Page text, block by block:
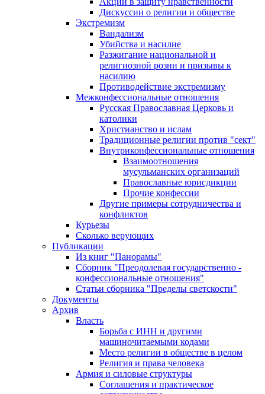
Дискуссии о религии и обществе
Экстремизм
Вандализм
Убийства и насилие
Разжигание национальной и
религиозной розни и призывы к
насилию
Противодействие экстремизму
Межконфессиональные отношения
Русская Православная Церковь и
католики
Христианство и ислам
Традиционные религии против "сект"
Внутриконфессиональные отношения
Взаимоотношения
мусульманских организаций
Православные юрисдикции
Прочие конфессии
Другие примеры сотрудничества и
конфликтов
Курьезы
Сколько верующих
Публикации
Из книг "Панорамы"
Сборник "Преодолевая государственно -
конфессиональные отношения"
Статьи сборника "Пределы светскости"
Документы
Архив
Власть
Борьба с ИНН и другими
машиночитаемыми кодами
Место религии в обществе в целом
Религия и права человека
Армия и силовые структуры
Соглашения и практическое